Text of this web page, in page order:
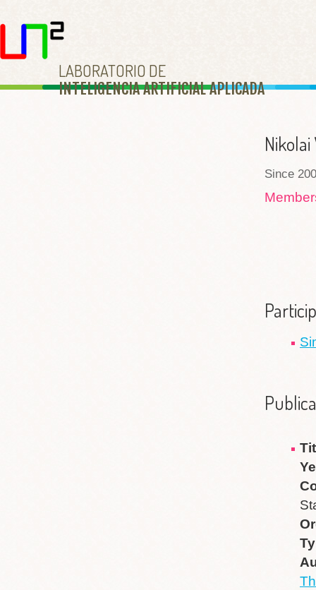
LABORATORIO DE
INTELIGENCIA ARTIFICIAL APLICADA
Since